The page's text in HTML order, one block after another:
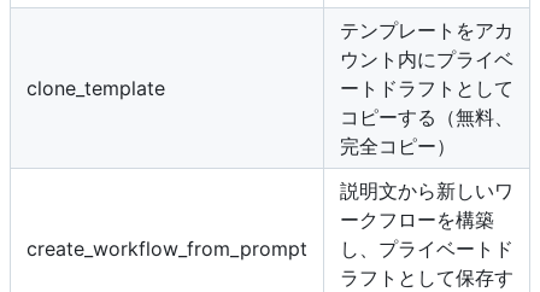
clone_template
テンプレートをアカ
ウント内にプライベ
ートドラフトとして
コピーする（無料、
完全コピー）
create_workflow_from_prompt
説明文から新しいワ
ークフローを構築
し、プライベートド
ラフトとして保存す